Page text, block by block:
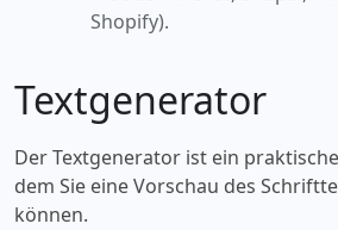
Shopify).
Textgenerator
Der Textgenerator ist ein
dem Sie eine Vorschau des
können.